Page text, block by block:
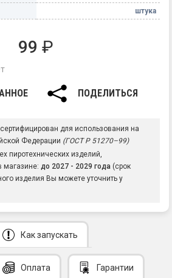
штука
99 ₽
ПОДЕЛИТЬСЯ
для использования на
Федерации (ГОСТ Р 51270–99)
пиротехнических изделий,
магазине: до 2027 - 2029 года (срок
изделия Вы можете уточнить у
Как запускать
Оплата Гарантии